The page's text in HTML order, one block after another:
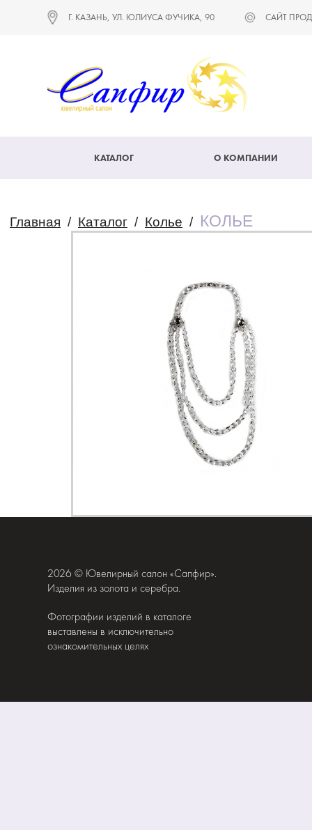
Г. КАЗАНЬ, УЛ. ЮЛИУСА ФУЧИКА, 90 САЙТ
КАТАЛОГ О КОМПАНИИ
Главная / Каталог / Колье / КОЛЬЕ
2026 © Ювелирный салон «Сапфир».
Изделия из золота и серебра.
Фотографии изделий в каталоге
выставлены в исключительно
ознакомительных целях